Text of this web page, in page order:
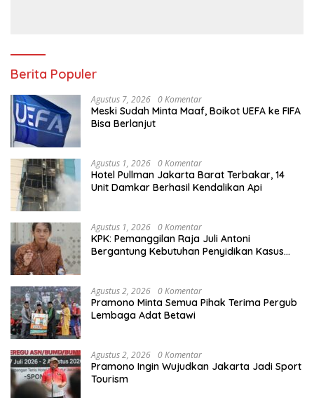
Berita Populer
Agustus 7, 2026 0 Komentar
Meski Sudah Minta Maaf, Boikot UEFA ke FIFA
Bisa Berlanjut
Agustus 1, 2026 0 Komentar
Hotel Pullman Jakarta Barat Terbakar, 14
Unit Damkar Berhasil Kendalikan Api
Agustus 1, 2026 0 Komentar
KPK: Pemanggilan Raja Juli Antoni
Bergantung Kebutuhan Penyidikan Kasus
Agustus 2, 2026 0 Komentar
Pramono Minta Semua Pihak Terima Pergub
Lembaga Adat Betawi
Agustus 2, 2026 0 Komentar
Pramono Ingin Wujudkan Jakarta Jadi Sport
Tourism